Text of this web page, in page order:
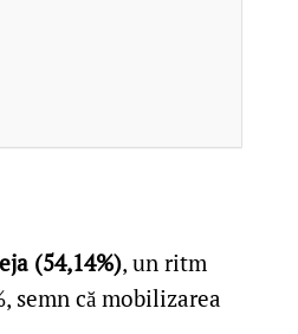
(54,14%), un ritm
semn că mobilizarea